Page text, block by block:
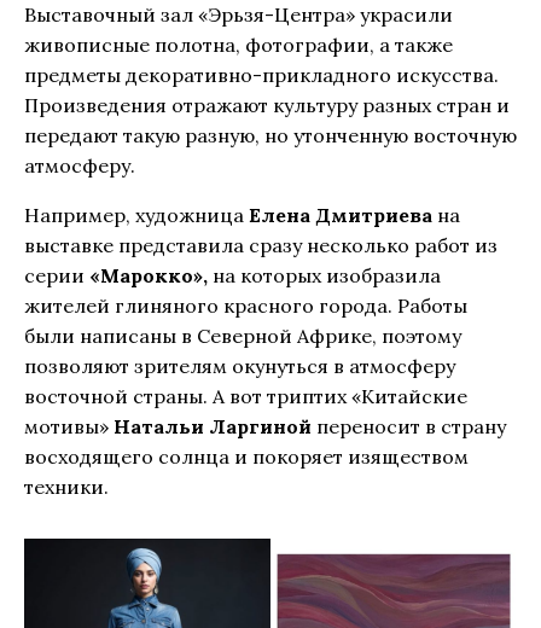
Выставочный зал «Эрьзя-Центра» украсили
живописные полотна, фотографии, а также
предметы декоративно-прикладного искусства.
Произведения отражают культуру разных стран и
передают такую разную, но утонченную восточную
атмосферу.
Например, художница Елена Дмитриева на
выставке представила сразу несколько работ из
серии «Марокко», на которых изобразила
жителей глиняного красного города. Работы
были написаны в Северной Африке, поэтому
позволяют зрителям окунуться в атмосферу
восточной страны. А вот триптих «Китайские
мотивы» Натальи Ларгиной переносит в страну
восходящего солнца и покоряет изяществом
техники.